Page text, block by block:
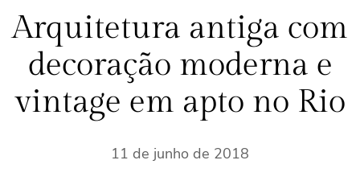
a
Arquitetura antiga com
decoração moderna e
vintage em apto no Rio
11 de junho de 2018